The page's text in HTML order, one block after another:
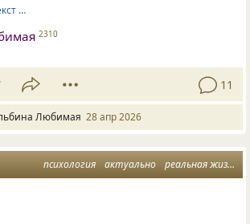
…
2310
11
Любимая 28 апр 2026
психология актуально реальная жизнь